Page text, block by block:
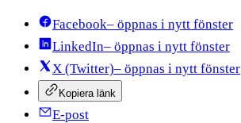
Facebook– öppnas i nytt fönster
LinkedIn– öppnas i nytt fönster
X (Twitter)– öppnas i nytt fönster
Kopiera länk
E-post